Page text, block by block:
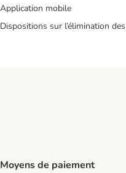
Application mobile
Dispositions sur l’élimination
Moyens de paiement